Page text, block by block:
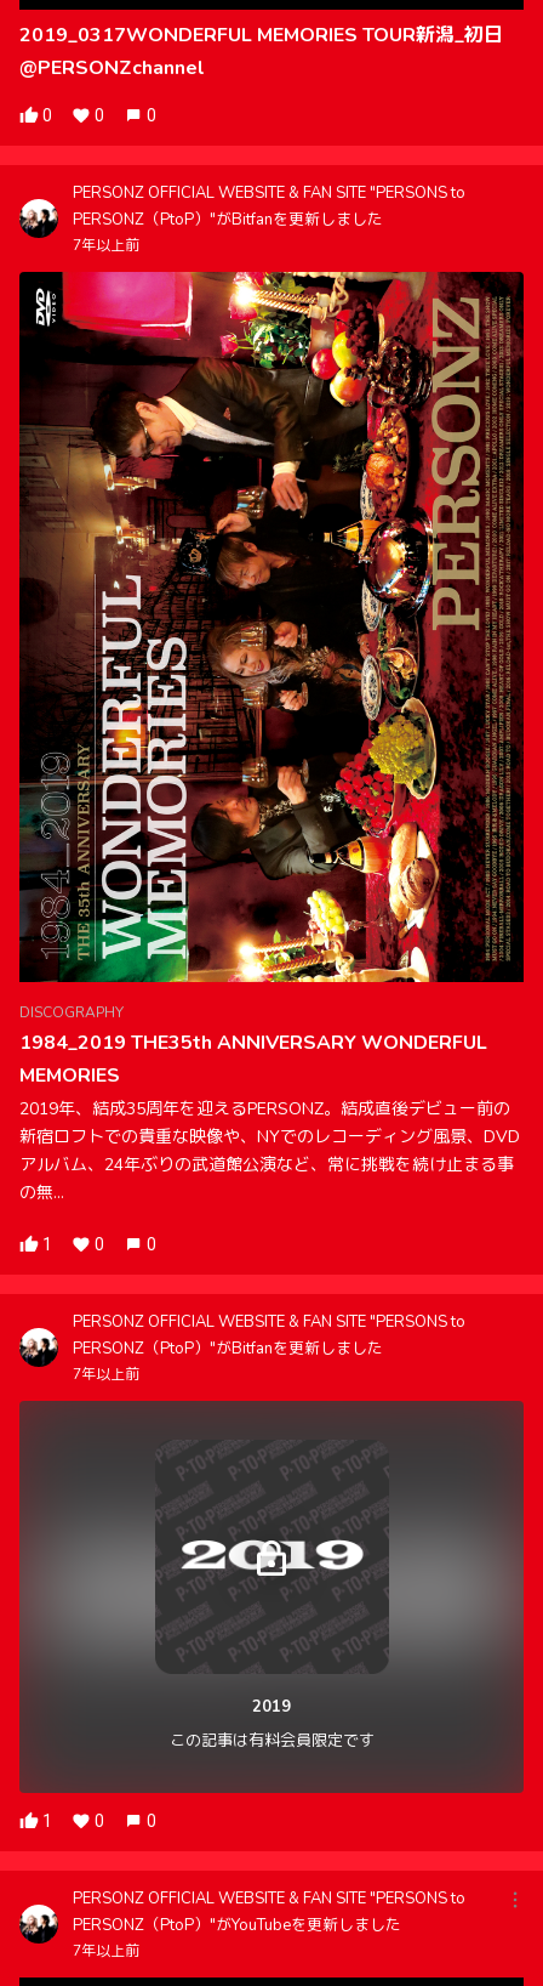
2019_0317WONDERFUL MEMORIES TOUR新潟_初日
@PERSONZchannel
0 0 0
PERSONZ OFFICIAL WEBSITE & FAN SITE "PERSONS to
PERSONZ（PtoP）"がBitfanを更新しました
7年以上前
DISCOGRAPHY
1984_2019 THE35th ANNIVERSARY WONDERFUL
MEMORIES
2019年、結成35周年を迎えるPERSONZ。結成直後デビュー前の
新宿ロフトでの貴重な映像や、NYでのレコーディング風景、DVD
アルバム、24年ぶりの武道館公演など、常に挑戦を続け止まる事
の無...
1 0 0
PERSONZ OFFICIAL WEBSITE & FAN SITE "PERSONS to
PERSONZ（PtoP）"がBitfanを更新しました
7年以上前
2019
この記事は有料会員限定です
1 0 0
PERSONZ OFFICIAL WEBSITE & FAN SITE "PERSONS to
PERSONZ（PtoP）"がYouTubeを更新しました
7年以上前